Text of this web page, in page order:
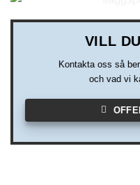
VILL
Kontakta oss så
och vad vi